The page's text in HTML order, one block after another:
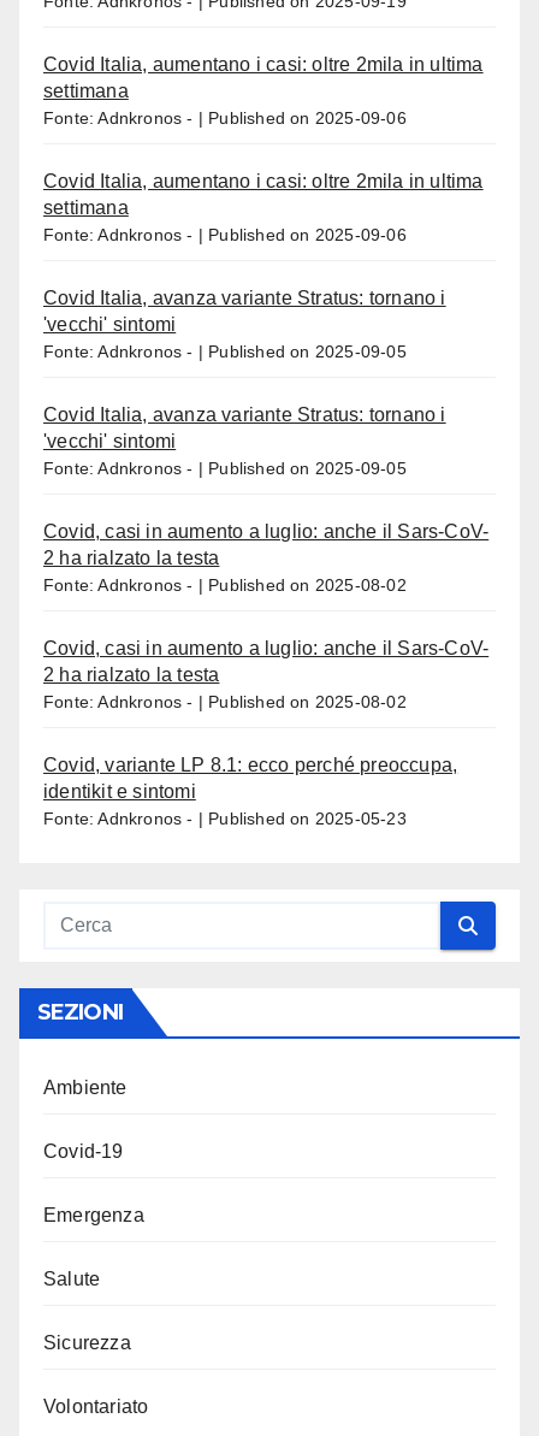
Covid Italia, aumentano i casi: oltre 2mila in ultima
settimana
Fonte: Adnkronos - Published on 2025-09-06
Covid Italia, aumentano i casi: oltre 2mila in ultima
settimana
Fonte: Adnkronos - Published on 2025-09-06
Covid Italia, avanza variante Stratus: tornano i
'vecchi' sintomi
Fonte: Adnkronos - Published on 2025-09-05
Covid Italia, avanza variante Stratus: tornano i
'vecchi' sintomi
Fonte: Adnkronos - Published on 2025-09-05
Covid, casi in aumento a luglio: anche il Sars-CoV-
2 ha rialzato la testa
Fonte: Adnkronos - Published on 2025-08-02
Covid, casi in aumento a luglio: anche il Sars-CoV-
2 ha rialzato la testa
Fonte: Adnkronos - Published on 2025-08-02
Covid, variante LP 8.1: ecco perché preoccupa,
identikit e sintomi
Fonte: Adnkronos - Published on 2025-05-23
SEZIONI
Ambiente
Covid-19
Emergenza
Salute
Sicurezza
Volontariato